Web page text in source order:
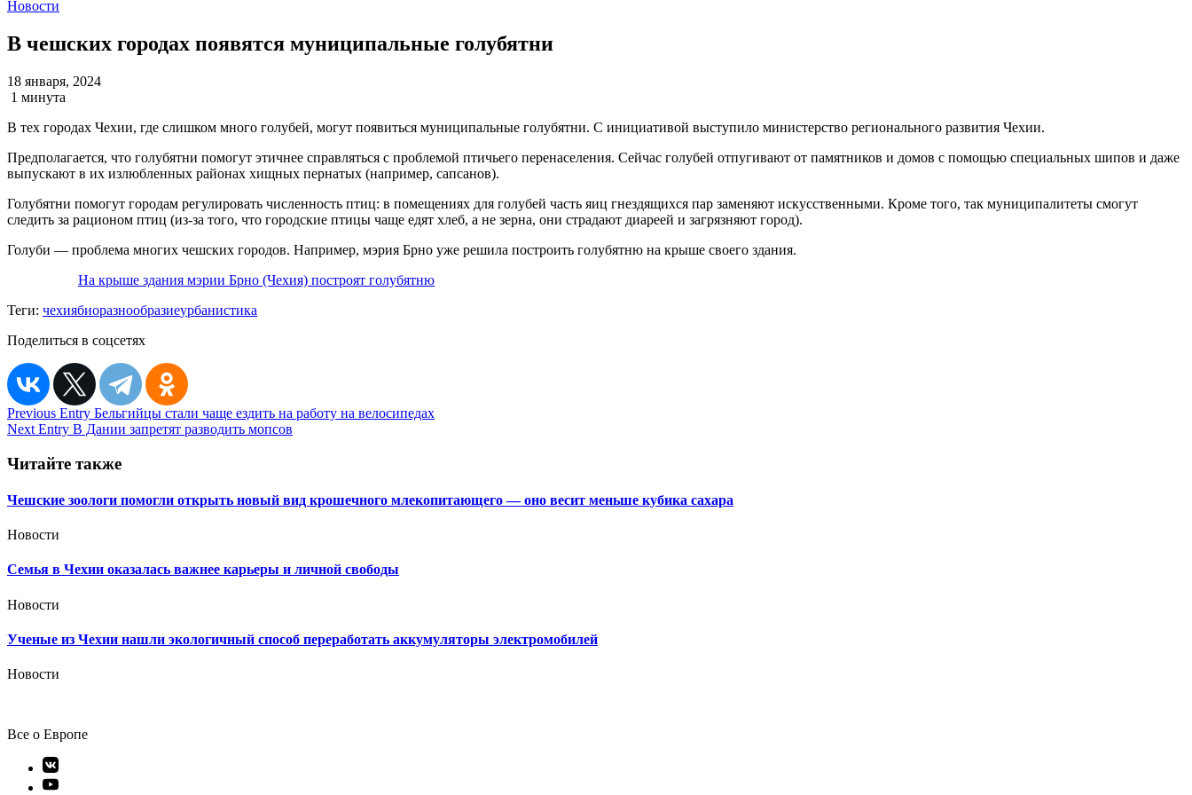
Новости
В чешских городах появятся муниципальные голубятни
18 января, 2024
1 минута
В тех городах Чехии, где слишком много голубей, могут появиться муниципальные голубятни. С инициативой выступило министерство регионального развития Чехии.
Предполагается, что голубятни помогут этичнее справляться с проблемой птичьего перенаселения. Сейчас голубей отпугивают от памятников и домов с помощью специальных шипов и даже
выпускают в их излюбленных районах хищных пернатых (например, сапсанов).
Голубятни помогут городам регулировать численность птиц: в помещениях для голубей часть яиц гнездящихся пар заменяют искусственными. Кроме того, так муниципалитеты смогут
следить за рационом птиц (из-за того, что городские птицы чаще едят хлеб, а не зерна, они страдают диареей и загрязняют город).
Голуби — проблема многих чешских городов. Например, мэрия Брно уже решила построить голубятню на крыше своего здания.
На крыше здания мэрии Брно (Чехия) построят голубятню
Теги: чехиябиоразнообразиеурбанистика
Поделиться в соцсетях
Навигация
по
записям
Previous Entry Бельгийцы стали чаще ездить на работу на велосипедах
Next Entry В Дании запретят разводить мопсов
Читайте также
Чешские зоологи помогли открыть новый вид крошечного млекопитающего — оно весит меньше кубика сахара
Новости
Семья в Чехии оказалась важнее карьеры и личной свободы
Новости
Ученые из Чехии нашли экологичный способ переработать аккумуляторы электромобилей
Новости
Все о Европе
Элемент
меню
Элемент